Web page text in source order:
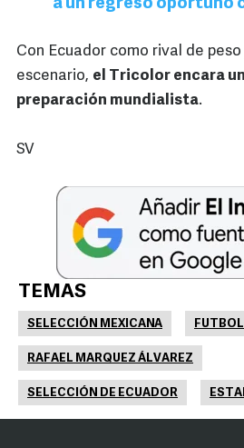
a un regreso oportuno
Con Ecuador como rival de
escenario, el Tricolor encara
preparación mundialista.
SV
TEMAS
SELECCIÓN MEXICANA
RAFAEL MARQUEZ ÁLVAREZ
SELECCIÓN DE ECUADOR